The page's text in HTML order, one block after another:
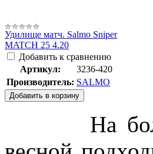
Удилище матч. Salmo Sniper
MATCH 25 4.20
Добавить к сравнению
Артикул:
3236-420
Производитель: SALMO
Добавить в корзину
На